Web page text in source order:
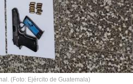
(Foto: Ejército de Guatemala)